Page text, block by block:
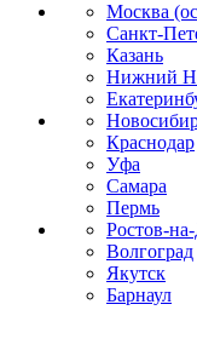
Москва
Санкт-
Казань
Нижний
Краснодар
Уфа
Самара
Пермь
Ростов-
Волгоград
Якутск
Барнаул